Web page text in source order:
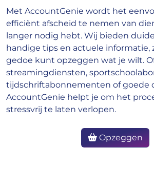
Met AccountGenie wordt het
efficiënt afscheid te nemen van
langer nodig hebt. Wij bieden
handige tips en actuele informatie,
gedoe kunt opzeggen wat je wilt.
streamingdiensten,
tijdschriftabonnementen of goede
AccountGenie helpt je om het
stressvrij te laten verlopen.
Opzeggen